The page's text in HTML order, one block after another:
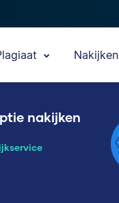
Nakijken
nakijken